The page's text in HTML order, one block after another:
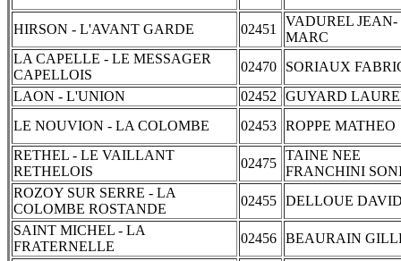
HIRSON - L'AVANT GARDE 02451
VADUREL JEAN-
MARC
LA CAPELLE - LE MESSAGER
CAPELLOIS
02470
SORIAUX
LAON - L'UNION
02452
GUYARD
LE NOUVION - LA COLOMBE
02453 ROPPE MATHEO
RETHEL - LE VAILLANT
RETHELOIS
02475
TAINE NEE
FRANCHINI
ROZOY SUR SERRE - LA
COLOMBE ROSTANDE
02455 DELLOUE
SAINT MICHEL - LA
FRATERNELLE
02456 BEAURAIN